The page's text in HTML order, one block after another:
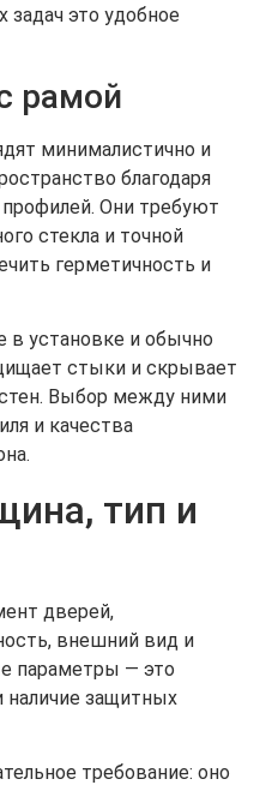
задач это удобное
рамой
минималистично и
благодаря
Они требуют
стекла и точной
герметичность и
установке и обычно
стыки и скрывает
Выбор между ними
и качества
тип и
дверей,
внешний вид и
параметры — это
наличие защитных
требование: оно